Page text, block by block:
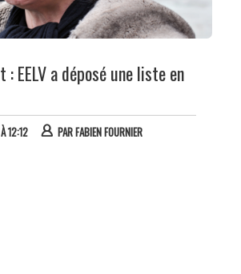
EELV a déposé une liste en
12:12 PARFABIEN FOURNIER